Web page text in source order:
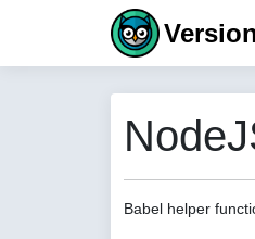
Babel helper